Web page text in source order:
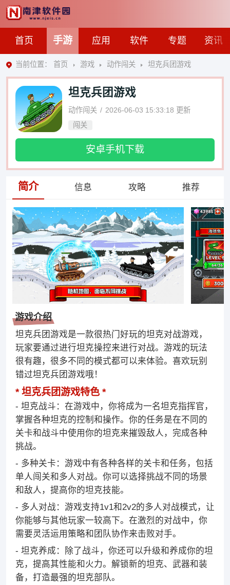
首页 手游 应用 软件 专题 资讯
当前位置： 首页 游戏 动作闯关 坦克兵团游戏
坦克兵团游戏
动作闯关 2026-06-03 15:33:18 更新
闯关
安卓手机下载
简介 信息 攻略 推荐
游戏介绍
坦克兵团游戏是一款很热门好玩的坦克对战游戏，
玩家要通过进行坦克操控来进行对战。游戏的玩法
很有趣，很多不同的模式都可以来体验。喜欢玩别
错过坦克兵团游戏哦！
坦克兵团游戏特色
- 坦克战斗：在游戏中，你将成为一名坦克指挥官，
掌握各种坦克的控制和操作。你的任务是在不同的
关卡和战斗中使用你的坦克来摧毁敌人，完成各种
挑战。
- 多种关卡：游戏中有各种各样的关卡和任务，包括
单人闯关和多人对战。你可以选择挑战不同的场景
和敌人，提高你的坦克技能。
- 多人对战：游戏支持1v1和2v2的多人对战模式，让
你能够与其他玩家一较高下。在激烈的对战中，你
需要灵活运用策略和团队协作来击败对手。
- 坦克养成：除了战斗，你还可以升级和养成你的坦
克，提高其性能和火力。解锁新的坦克、武器和装
备，打造最强的坦克部队。